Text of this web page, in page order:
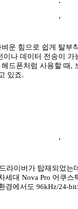
운 힘으로 쉽게 탈
나 데이터 전송이
드폰처럼 사용할 때
있죠.
라이버가 탑재되었
세대 Nova Pro 어쿠
경에서도 96kHz/24-